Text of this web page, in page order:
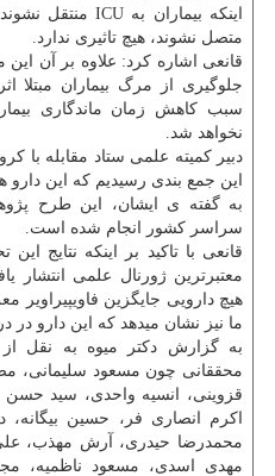
اینکه بیماران به ICU منتقل نشوند و یا به
متصل نشوند، هیچ تاثیری ندارد.
قانعی اشاره کرد: علاوه بر آن این
جلوگیری از مرگ بیماران مبتلا
سبب کاهش زمان ماندگاری
نخواهد شد.
دبیر کمیته علمی ستاد مقابله با
این جمع بندی رسیدیم که این دارو
سراسر کشور انجام شده است.
قانعی با تاکید بر اینکه نتایج
معتبرترین ژورنال علمی انتشار
هیچ دارویی جایگزین
ما نیز نشان میدهد که این دارو در
به گزارش دکتر میوه به نقل از
محققانی چون مسعود سلیمانی،
قزوینی، انسیه واحدی، سید حسن
اکرم انصاری فر، حسین بیگانه،
محمدرضا حیدری، آرش مهذب،
مهدی اسدی، مسعود ناظمیه،